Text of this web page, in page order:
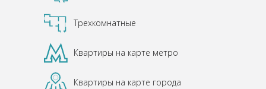
Трехкомнатные
Квартиры на карте метро
Квартиры на карте города